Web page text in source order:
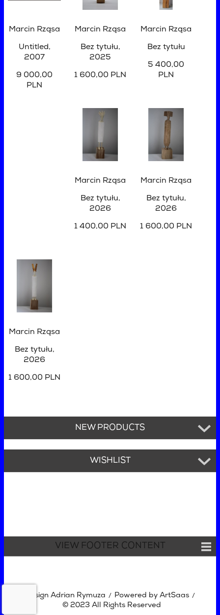
Marcin Rząsa
Untitled,
2007
9 000,00
PLN
Marcin Rząsa
Bez tytułu,
2025
1 600,00 PLN
Marcin Rząsa
Bez tytułu
5 400,00
PLN
Marcin Rząsa
Bez tytułu,
2026
1 400,00 PLN
Marcin Rząsa
Bez tytułu,
2026
1 600,00 PLN
Marcin Rząsa
Bez tytułu,
2026
1 600,00 PLN
NEW PRODUCTS
WISHLIST
VIEW FOOTER CONTENT
Design Adrian Rymuza / Powered by ArtSaas /
© 2023 All Rights Reserved